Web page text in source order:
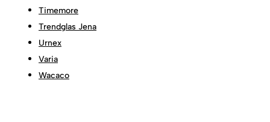
Timemore
Trendglas Jena
Urnex
Varia
Wacaco